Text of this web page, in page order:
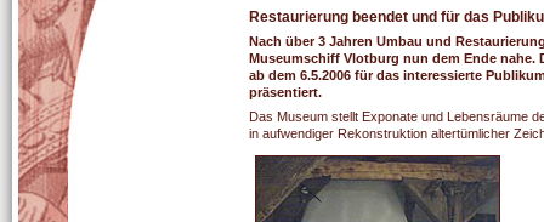
Restaurierung beendet und für das
Nach über 3 Jahren Umbau und
Museumschiff Vlotburg nun dem Ende nahe.
ab dem 6.5.2006 für das interessierte
präsentiert.
Das Museum stellt Exponate und Lebensräume
in aufwendiger Rekonstruktion altertümlicher